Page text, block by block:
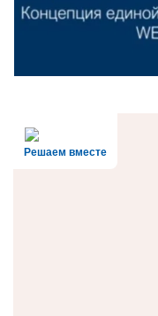
Решаем вместе